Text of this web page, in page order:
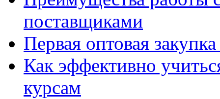
поставщиками
Первая оптовая
Как эффективно
курсам